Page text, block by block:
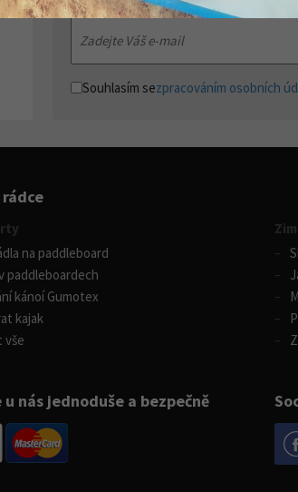
Souhlasím sezpracováním osobních
na paddleboard
paddleboardech
kánoí Gumotex
kajak
vše
nás jednoduše a bezpečně